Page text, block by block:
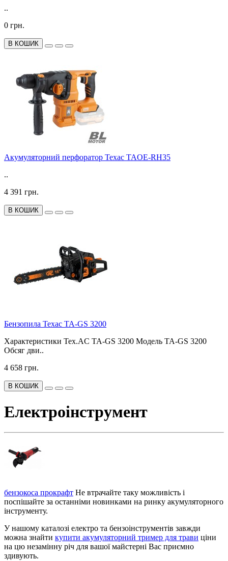
..
0 грн.
В КОШИК
Акумуляторний перфоратор Техас TAOE-RH35
..
4 391 грн.
В КОШИК
Бензопила Техас TA-GS 3200
Характеристики Tex.AC TA-GS 3200 Модель TA-GS 3200
Обсяг дви..
4 658 грн.
В КОШИК
Електроінструмент
бензокоса прокрафт Не втрачайте таку можливість і
поспішайте за останніми новинками на ринку акумуляторного
інструменту.
У нашому каталозі електро та бензоінструментів завжди
можна знайти купити акумуляторний тример для трави ціни
на цю незамінну річ для вашої майстерні Вас приємно
здивують.